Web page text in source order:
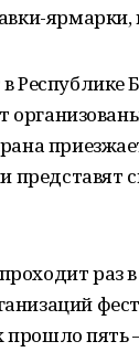
ярмарки,
Республике
представят
раз в
прошло